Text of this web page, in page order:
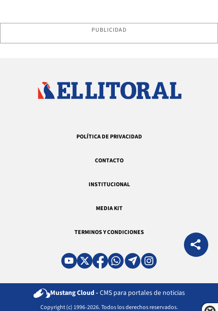
PUBLICIDAD
POLÍTICA DE PRIVACIDAD
CONTACTO
INSTITUCIONAL
MEDIA KIT
TERMINOS Y CONDICIONES
Mustang Cloud - CMS para portales de noticias
Copyright (c) 1996-2026. Todos los derechos reservados.